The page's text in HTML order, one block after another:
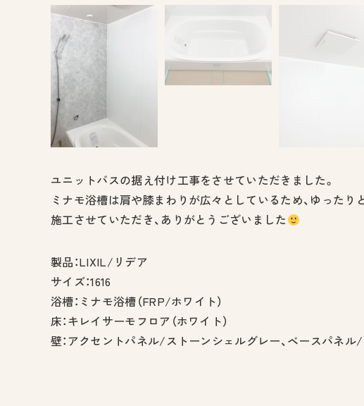
ユニットバスの据え付け工事をさせていただきました。
ミナモ浴槽は肩や膝まわりが広々としているため、ゆったり
施工させていただき、ありがとうございました
製品：LIXIL/リデア
サイズ：1616
浴槽：ミナモ浴槽（FRP/ホワイト）
床：キレイサーモフロア（ホワイト）
壁：アクセントパネル/ストーンシェルグレー、ベースパネル